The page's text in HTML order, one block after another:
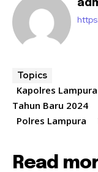
Topics
Kapolres
Tahun Baru 2024
Polres Lampura
Read